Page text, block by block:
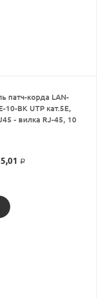
патч-корда LAN-
10-BK UTP кат.5E,
- вилка RJ-45, 10
Р